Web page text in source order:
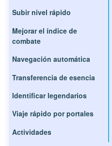
Subir nivel rápido
Mejorar el índice de
combate
Navegación automática
Transferencia de esencia
Identificar legendarios
Viaje rápido por portales
Actividades